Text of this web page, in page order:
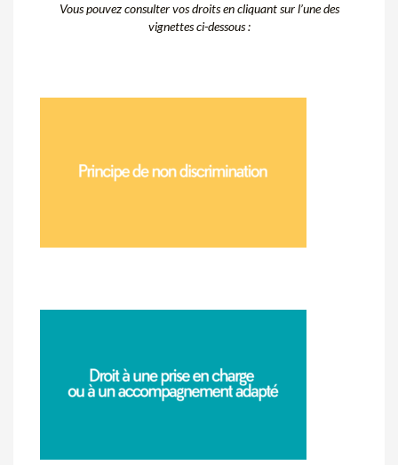
Vous pouvez consulter vos droits en cliquant sur l’une des
vignettes ci-dessous :